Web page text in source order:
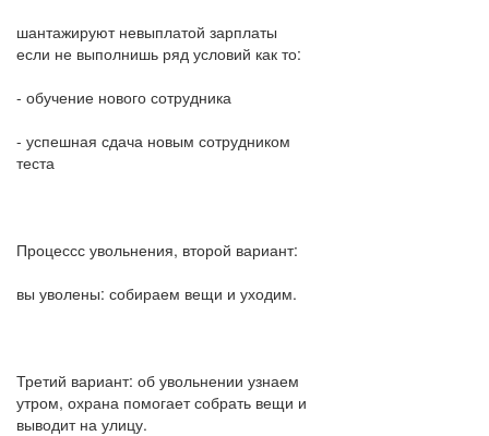
шантажируют невыплатой зарплаты
если не выполнишь ряд условий как то:
- обучение нового сотрудника
- успешная сдача новым сотрудником
теста
Процессс увольнения, второй вариант:
вы уволены: собираем вещи и уходим.
Третий вариант: об увольнении узнаем
утром, охрана помогает собрать вещи и
выводит на улицу.